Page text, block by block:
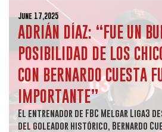
June 17,2025
ADRIÁN DÍAZ: “FUE UN
POSIBILIDAD DE LOS
CON BERNARDO CUESTA
IMPORTANTE”
El entrenador de FBC Melgar Liga3
del goleador histórico, Bernardo